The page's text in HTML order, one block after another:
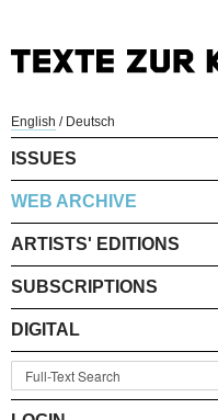
English / Deutsch
ISSUES
WEB ARCHIVE
ARTISTS' EDITIONS
SUBSCRIPTIONS
DIGITAL